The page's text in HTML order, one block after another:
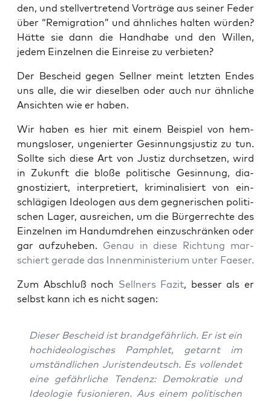
den, und stell­ver­tre­tend Vor­trä­ge aus sei­ner Feder
über “Remi­gra­ti­on” und ähn­li­ches hal­ten wür­den?
Hät­te sie dann die Hand­ha­be und den Wil­len,
jedem Ein­zel­nen die Ein­rei­se zu verbieten?
Der Bescheid gegen Sell­ner meint letz­ten Endes
uns alle, die wir die­sel­ben oder auch nur ähn­li­che
Ansich­ten wie er haben.
Wir haben es hier mit einem Bei­spiel von hem­
mungs­lo­ser, unge­nier­ter Gesin­nungs­jus­tiz zu tun.
Soll­te sich die­se Art von Jus­tiz durch­set­zen, wird
in Zukunft die blo­ße poli­ti­sche Gesin­nung, dia­
gnos­ti­ziert, inter­pre­tiert, kri­mi­na­li­siert von ein­
schlä­gi­gen Ideo­lo­gen aus dem geg­ne­ri­schen poli­ti­
schen Lager, aus­rei­chen, um die Bür­ger­rech­te des
Ein­zel­nen im Hand­um­dre­hen ein­zu­schrän­ken oder
gar auf­zu­he­ben. Genau in die­se Rich­tung mar­
schiert gera­de das Innen­mi­nis­te­ri­um unter Faeser.
Zum Abschluß noch Sell­ners Fazit, bes­ser als er
selbst kann ich es nicht sagen:
Die­ser Bescheid ist brand­ge­fähr­lich. Er ist ein
hoch­ideo­lo­gi­sches Pam­phlet, getarnt im
umständ­li­chen Juris­ten­deutsch. Es voll­endet
eine gefähr­li­che Ten­denz: Demo­kra­tie und
Ideo­lo­gie fusio­nie­ren. Aus einem poli­ti­schen